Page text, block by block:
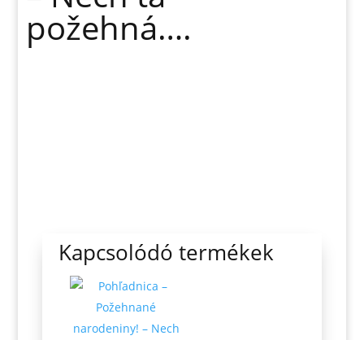
požehná….
Kapcsolódó termékek